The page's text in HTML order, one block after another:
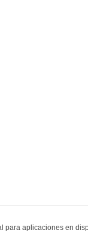
para aplicaciones en